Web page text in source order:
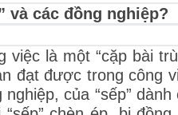
và các đồng nghiệp?
việc là một “cặp bài
đạt được trong công
của “sếp”